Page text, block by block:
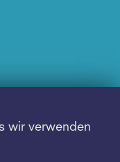
wir verwenden